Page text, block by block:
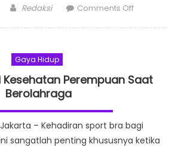
Author
Redaksi Comments Offon
Pasca
Gaya Hidup
Kesehatan Perempuan Saat
Berolahraga
– Kehadiran sport bra bagi
sangatlah penting khususnya ketika